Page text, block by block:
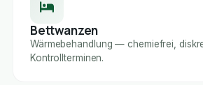
Bettwanzen
Wärmebehandlung — chemiefrei,
Kontrollterminen.